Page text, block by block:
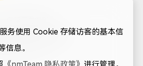
|Cookies|站点地图
务使用 Cookie 存储访客的基本信
信息。